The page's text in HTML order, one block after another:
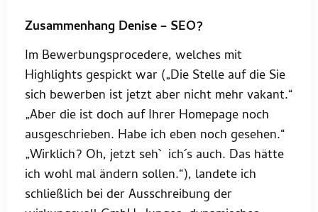
Zusammenhang Denise – SEO?
Im Bewerbungsprocedere, welches mit
Highlights gespickt war („Die Stelle auf die Sie
sich bewerben ist jetzt aber nicht mehr vakant.“
„Aber die ist doch auf Ihrer Homepage noch
ausgeschrieben. Habe ich eben noch gesehen.“
„Wirklich? Oh, jetzt seh` ich´s auch. Das hätte
ich wohl mal ändern sollen.“), landete ich
schließlich bei der Ausschreibung der